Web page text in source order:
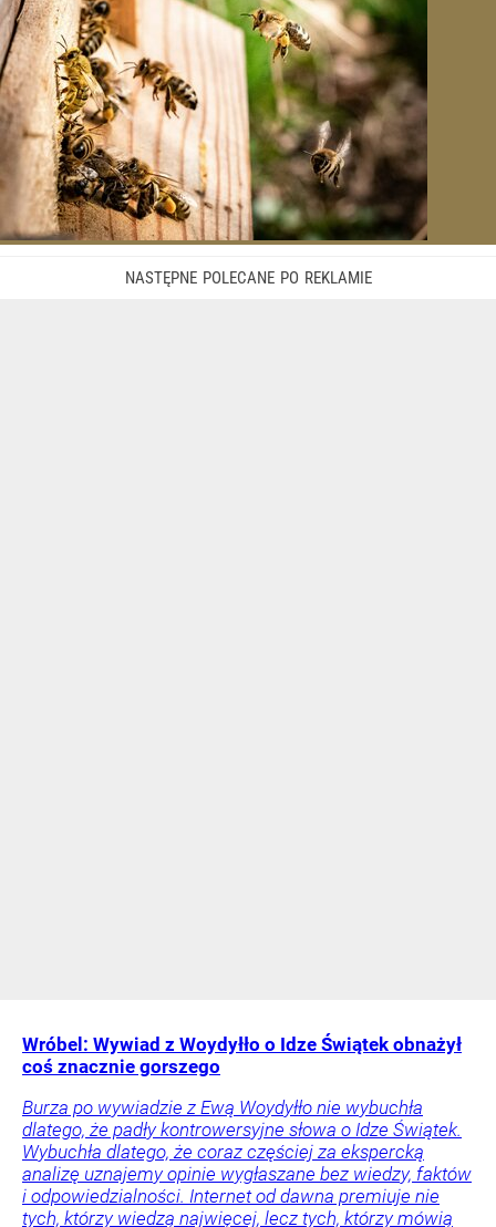
Wróbel: Wywiad z Woydyłło o Idze Świątek obnażył
coś znacznie gorszego
Burza po wywiadzie z Ewą Woydyłło nie wybuchła
dlatego, że padły kontrowersyjne słowa o Idze Świątek.
Wybuchła dlatego, że coraz częściej za ekspercką
analizę uznajemy opinie wygłaszane bez wiedzy, faktów
i odpowiedzialności. Internet od dawna premiuje nie
tych, którzy wiedzą najwięcej, lecz tych, którzy mówią